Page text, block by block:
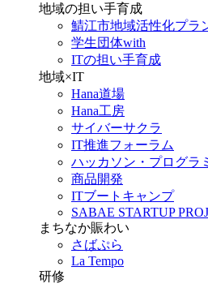
地域の担い手育成
鯖江市地域活性化プラ
学生団体with
ITの担い手育成
地域×IT
Hana道場
Hana工房
サイバーサクラ
IT推進フォーラム
ハッカソン・プログラ
商品開発
ITブートキャンプ
SABAE STARTUP
まちなか賑わい
さばぷら
La Tempo
研修